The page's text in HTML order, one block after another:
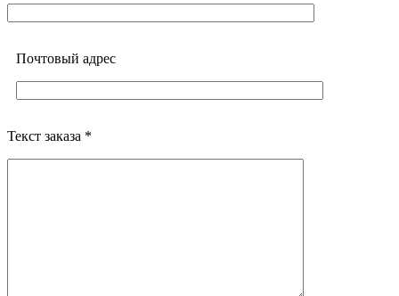
Почтовый адреc
Текст заказа *